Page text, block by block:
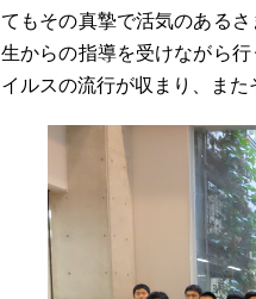
てもその真摯で活気のある
生からの指導を受けながら
イルスの流行が収まり、また